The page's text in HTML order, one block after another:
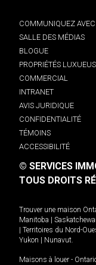
COMMUNIQUEZ
SALLE DES MÉDIAS
BLOGUE
PROPRIÉTÉS
COMMERCIAL
INTRANET
AVIS JURIDIQUE
CONFIDENTIALITÉ
TÉMOINS
ACCESSIBILITÉ
© SERVICES
TOUS DROITS
Trouver une maison
Manitoba
Territoires du Nord-
Yukon
Nunavut.
Maisons à louer -